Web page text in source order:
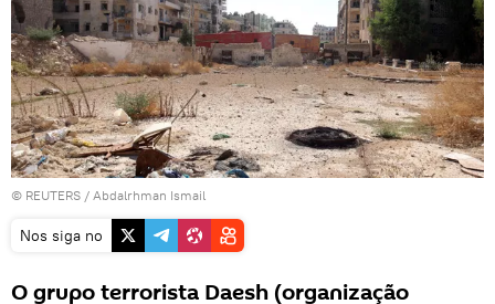
© REUTERS / Abdalrhman Ismail
Nos siga no
O grupo terrorista Daesh (organização